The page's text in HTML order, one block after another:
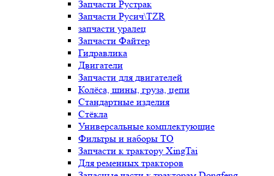
Запчасти Рустрак
Запчасти Русич\TZR
запчасти уралец
Запчасти Файтер
Гидравлика
Двигатели
Запчасти для двигателей
Колёса, шины, груза, цепи
Стандартные изделия
Стёкла
Универсальные комплектующие
Фильтры и наборы ТО
Запчасти к трактору XingTai
Для ременных тракторов